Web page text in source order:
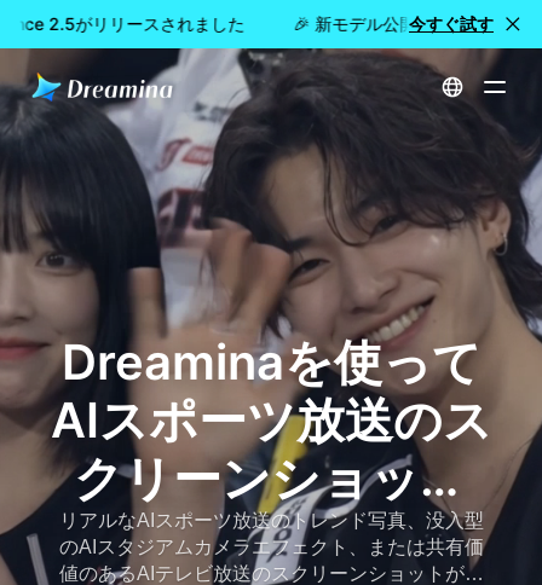
2.5がリリースされました 🎉 新モデル公開：Dreamina
今すぐ試す
ホーム
Dreaminaを使って
AIスポーツ放送のス
クリーンショット
を作成する
リアルなAIスポーツ放送のトレンド写真、没入型
のAIスタジアムカメラエフェクト、または共有価
値のあるAIテレビ放送のスクリーンショットが必